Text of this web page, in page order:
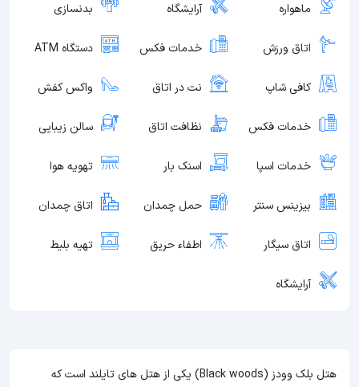
ماهواره آرایشگاه بدنسازی
اتاق ورزش خدمات فکس دستگاه ATM
کافی شاپ نت در اتاق واکس کفش
خدمات فکس نظافت اتاق سالن زیبایی
خدمات اسپا اسنک بار تهویه هوا
بیزینس سنتر حمل چمدان اتاق چمدان
اتاق سیگار اطفاء حریق تهیه بلیط
آرایشگاه
هتل بلک وودز (Black woods) یکی از هتل های تایلند است که